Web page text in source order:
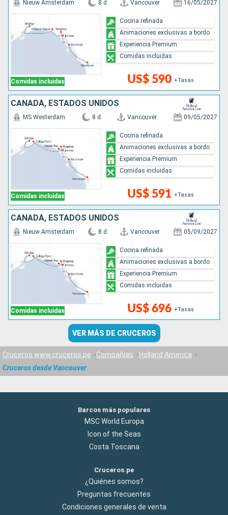
Comidas incluidas
Nieuw Amsterdam 8 d Vancouver 16/05/2027
US$ 590 +Tasas
Cocina refinada
Animaciones exclusivas a bordo
Experiencia Premium
Comidas incluidas
CANADÁ, ESTADOS UNIDOS
Comidas incluidas
MS Westerdam 8 d Vancouver 09/05/2027
US$ 591 +Tasas
Cocina refinada
Animaciones exclusivas a bordo
Experiencia Premium
Comidas incluidas
CANADÁ, ESTADOS UNIDOS
Comidas incluidas
Nieuw Amsterdam 8 d Vancouver 05/09/2027
US$ 696 +Tasas
Cocina refinada
Animaciones exclusivas a bordo
Experiencia Premium
Comidas incluidas
VER MÁS DE CRUCEROS
Cruceros www.cruceros.pe Compañías
Holland America
Cruceros desde Vancouver
Barcos más populares
MSC World Europa
Icon of the Seas
Costa Toscana
Cruceros.pe
¿Quiénes somos?
Preguntas frecuentes
Condiciones generales de venta